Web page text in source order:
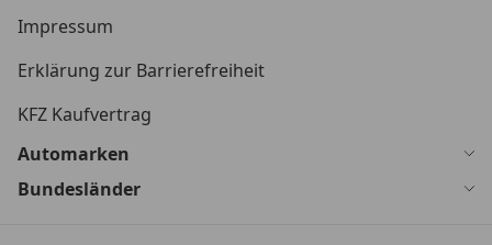
Impressum
Erklärung zur Barrierefreiheit
KFZ Kaufvertrag
Automarken
Bundesländer